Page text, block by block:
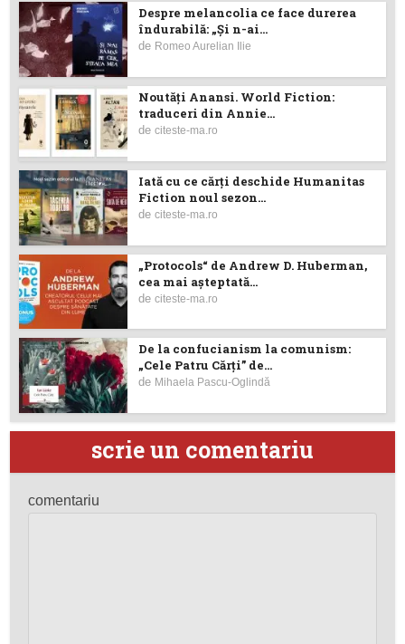
Despre melancolia ce face durerea
îndurabilă: „Și n-ai...
de Romeo Aurelian Ilie
Noutăţi Anansi. World Fiction:
traduceri din Annie...
deciteste-ma.ro
Iată cu ce cărţi deschide Humanitas
Fiction noul sezon...
deciteste-ma.ro
„Protocols“ de Andrew D. Huberman,
cea mai așteptată...
deciteste-ma.ro
De la confucianism la comunism:
„Cele Patru Cărți” de...
de Mihaela Pascu-Oglindă
scrie un comentariu
comentariu